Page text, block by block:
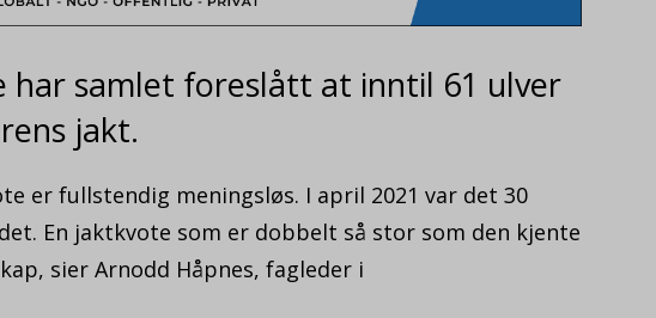
har samlet foreslått at inntil 61 ulver
jakt.
er fullstendig meningsløs. I april 2021 var det 30
En jaktkvote som er dobbelt så stor som den kjente
sier Arnodd Håpnes, fagleder i